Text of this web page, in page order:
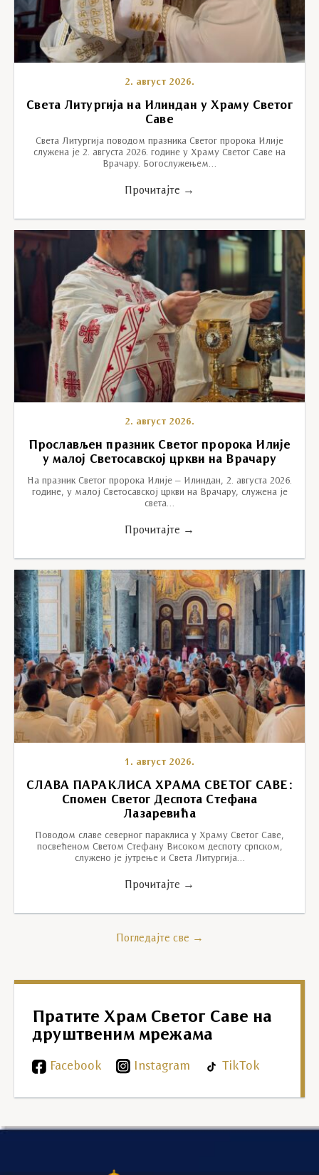
2. август 2026.
Света Литургија на Илиндан у Храму Светог
Саве
Света Литургија поводом празника Светог пророка Илије
служена је 2. августа 2026. године у Храму Светог Саве на
Врачару. Богослужењем…
Прочитајте →
2. август 2026.
Прослављен празник Светог пророка Илије
у малој Светосавској цркви на Врачару
На празник Светог пророка Илије – Илиндан, 2. августа 2026.
године, у малој Светосавској цркви на Врачару, служена је
света…
Прочитајте →
1. август 2026.
СЛАВА ПАРАКЛИСА ХРАМА СВЕТОГ САВЕ:
Спомен Светог Деспота Стефана
Лазаревића
Поводом славе северног параклиса у Храму Светог Саве,
посвећеном Светом Стефану Високом деспоту српском,
служено је јутрење и Света Литургија…
Прочитајте →
Погледајте све →
Пратите Храм Светог Саве на
друштвеним мрежама
Facebook Instagram TikTok